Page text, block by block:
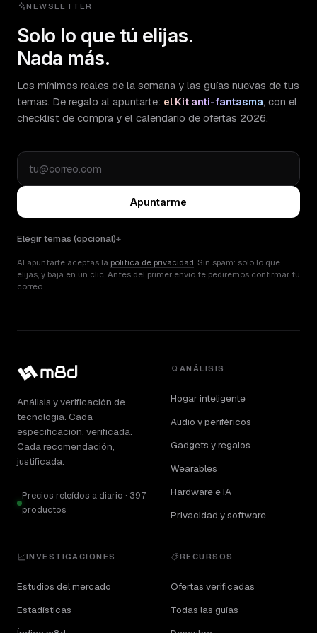
NEWSLETTER
Solo lo que tú elijas.
Nada más.
Los mínimos reales de la semana y las guías nuevas de tus
temas. De regalo al apuntarte: el Kit anti-fantasma, con el
checklist de compra y el calendario de ofertas 2026.
Apuntarme
Elegir temas (opcional)
Al apuntarte aceptas la política de privacidad. Sin spam: solo lo que
elijas, y baja en un clic. Antes del primer envío te pediremos confirmar tu
correo.
Análisis y verificación de
tecnología. Cada
especificación, verificada.
Cada recomendación,
justificada.
Precios releídos a diario · 397
productos
ANÁLISIS
Hogar inteligente
Audio y periféricos
Gadgets y regalos
Wearables
Hardware e IA
Privacidad y software
INVESTIGACIONES
Estudios del mercado
Estadísticas
RECURSOS
Ofertas verificadas
Todas las guías